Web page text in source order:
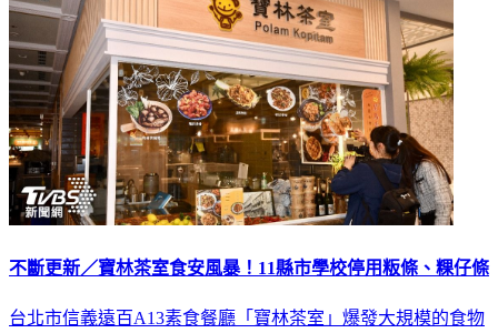
中毒事件，截至30日上午，通報的食物中毒個案為25例，其中